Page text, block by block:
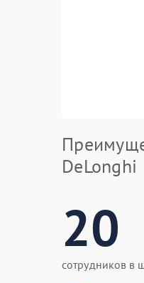
DeLonghi
20
сотрудников в